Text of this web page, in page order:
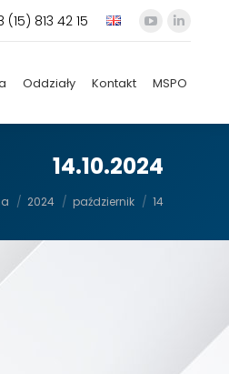
(15) 813 42 15
YouTube
się
nowym
się
nowym
Oddziały Kontakt MSPO
14.10.2024
2024 październik 14